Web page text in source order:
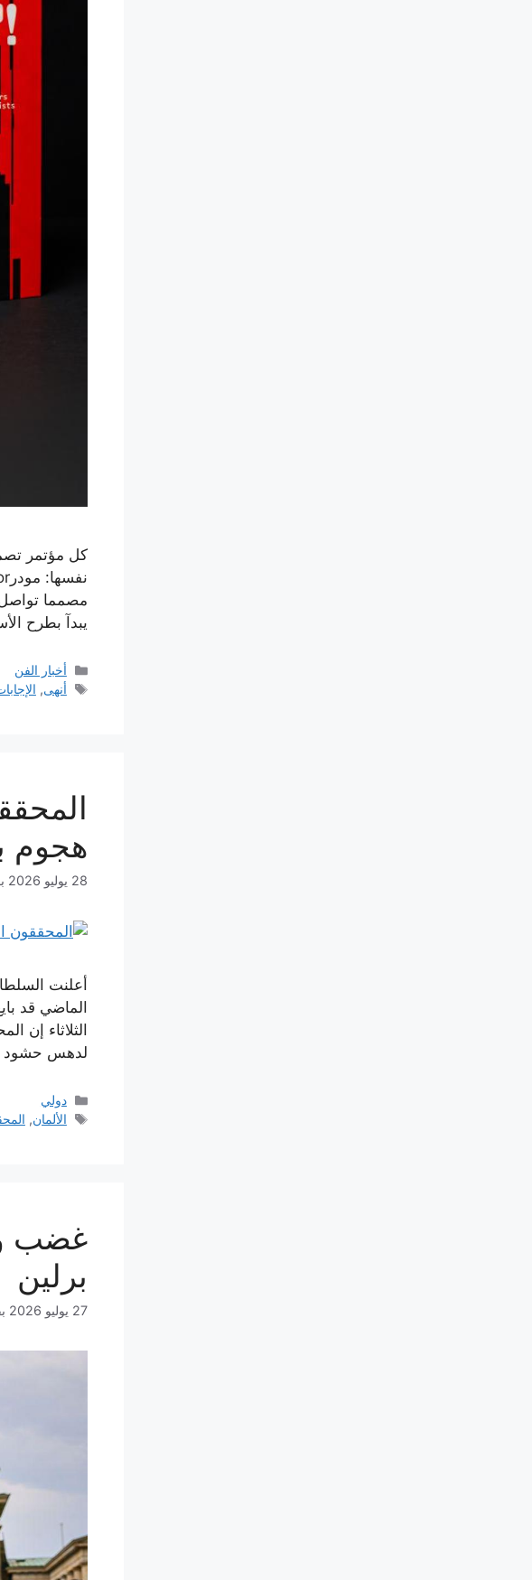
كل مؤتمر
مصمما
يبدآ بطرح
التصنيفات
أخبار الفن
الوسوم
أنهى,
هجوم
28 يوليو 2026
أعلنت
الماضي قد
الثلاثاء
لدهس حشود
التصنيفات
دولي
الوسوم
الألمان,
غضب
برلين
27 يوليو 2026